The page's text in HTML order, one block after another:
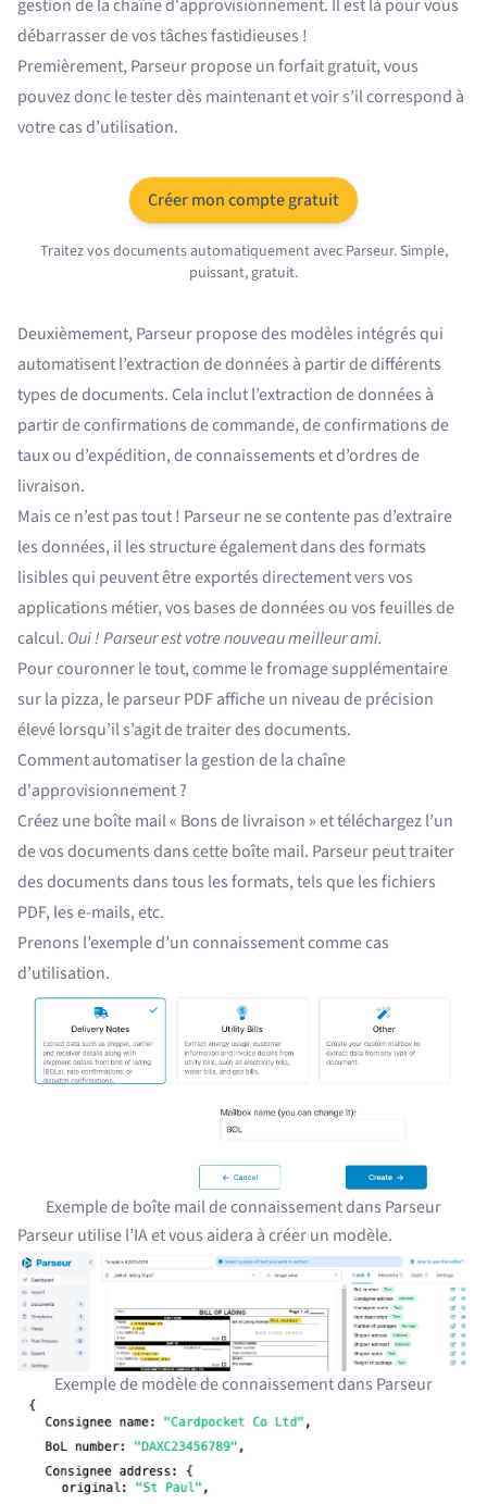
gestion de la chaîne d'approvisionnement. Il est là pour vous
débarrasser de vos tâches fastidieuses !
Premièrement, Parseur propose unforfait gratuit, vous
pouvez donc le tester dès maintenant et voir s’il correspond à
votre cas d’utilisation.
Créer mon compte gratuit
Traitez vos documents automatiquement avec Parseur. Simple,
puissant, gratuit.
Deuxièmement, Parseur propose des modèles intégrésqui
automatisentl’extraction de données à partir de différents
types de documents. Cela inclut l’extraction de données à
partir de confirmations de commande, de confirmations de
taux ou d’expédition, de connaissements et d’ordres de
livraison.
Mais ce n’est pas tout ! Parseur ne se contente pas d’extraire
les données, il les structure également dans des formats
lisibles qui peuvent être exportés directement vers vos
applications métier, vos bases de données ou vos feuilles de
calcul. Oui ! Parseur est votre nouveau meilleur ami.
Pour couronner le tout, comme le fromage supplémentaire
sur la pizza, leparseur PDFaffiche un niveau de précision
élevé lorsqu’il s’agit de traiter des documents.
Comment automatiser la gestion de la chaîne
d'approvisionnement ?
Créez une boîte mail « Bons de livraison » et téléchargez l’un
de vos documents dans cette boîte mail. Parseur peut traiter
des documents dans tous les formats, tels que les fichiers
PDF, les e-mails, etc.
Prenons l’exemple d’un connaissement comme cas
d’utilisation.
Exemple de boîte mail de connaissement dans Parseur
Parseur utilise l’IA et vous aidera à créer un modèle.
Exemple de modèle de connaissement dans Parseur